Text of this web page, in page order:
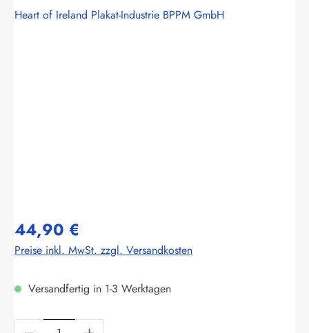
Heart of Ireland Plakat-Industrie BPPM GmbH
44,90 €
Preise inkl. MwSt. zzgl. Versandkosten
Versandfertig in 1-3 Werktagen